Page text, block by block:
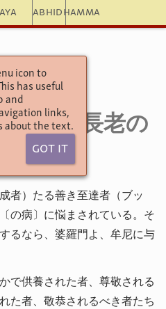
Abhidhamma
icon to
has useful
and
links,
about the text.
Got It
部経典
ガーター
ァーナ長老の
詩偈
者）たる善き至達者（ブッ
の病〕に悩まされている。そ
るなら、婆羅門よ、牟尼に与
で供養された者、尊敬される
た者、敬恭されるべき者たち